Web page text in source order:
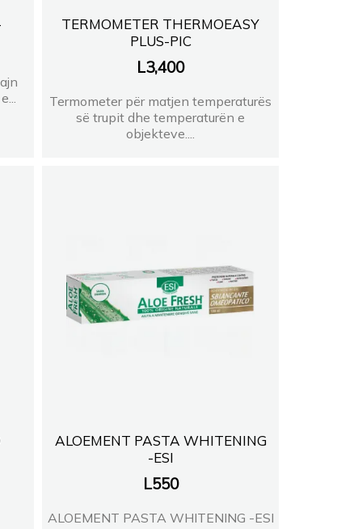
TERMOMETER THERMOEASY
PLUS-PIC
L3,400
Termometer për matjen temperaturës
së trupit dhe temperaturën e
objekteve....
ALOEMENT PASTA WHITENING
-ESI
L550
ALOEMENT PASTA WHITENING -ESI